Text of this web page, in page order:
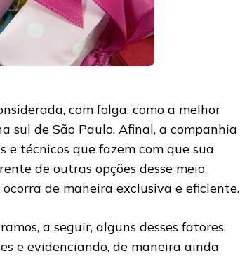
com folga, como a melhor
sul de São Paulo. Afinal, a companhia
técnicos que fazem com que sua
de outras opções desse meio,
de maneira exclusiva e eficiente.
a seguir, alguns desses fatores,
e evidenciando, de maneira ainda